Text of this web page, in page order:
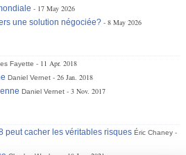
17 May 2026
une solution négociée?
8 May 2026
Fayette
11 Apr. 2018
Daniel Vernet
26 Jan. 2018
Daniel Vernet 3 Nov. 2017
peut cacher les véritables risques Éric Chaney